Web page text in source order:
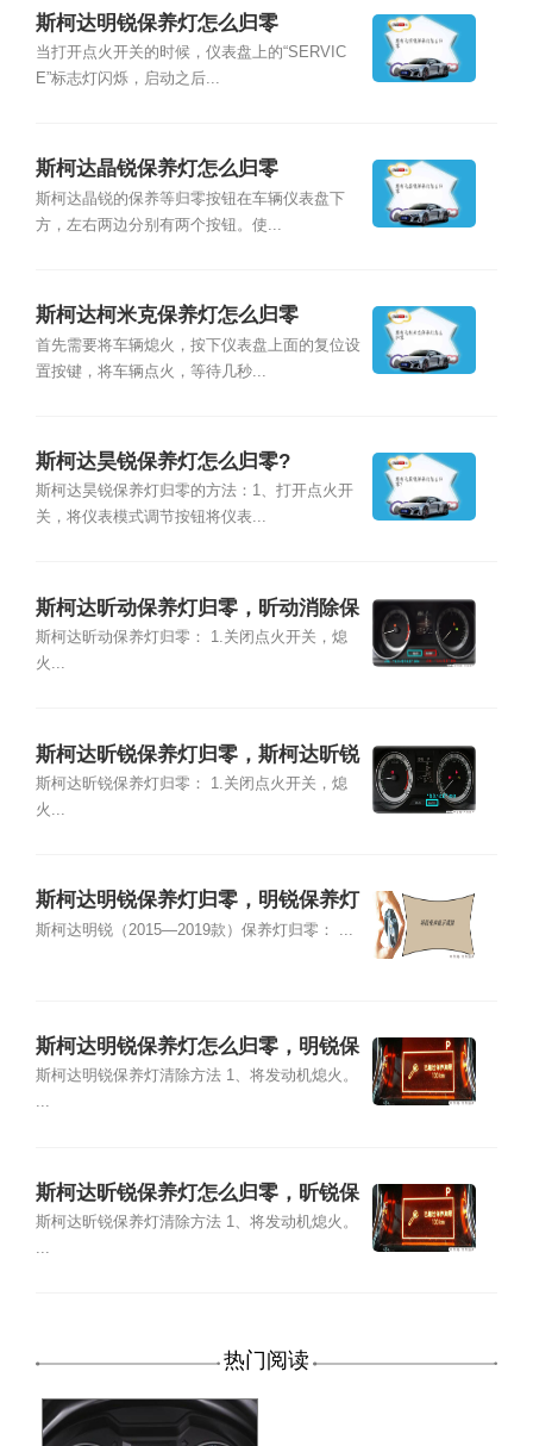
斯柯达明锐保养灯怎么归零
当打开点火开关的时候，仪表盘上的“SERVIC
E”标志灯闪烁，启动之后...
斯柯达晶锐保养灯怎么归零
斯柯达晶锐的保养等归零按钮在车辆仪表盘下
方，左右两边分别有两个按钮。使...
斯柯达柯米克保养灯怎么归零
首先需要将车辆熄火，按下仪表盘上面的复位设
置按键，将车辆点火，等待几秒...
斯柯达昊锐保养灯怎么归零?
斯柯达昊锐保养灯归零的方法：1、打开点火开
关，将仪表模式调节按钮将仪表...
斯柯达昕动保养灯归零，昕动消除保
养提示方法
斯柯达昕动保养灯归零： 1.关闭点火开关，熄
火...
斯柯达昕锐保养灯归零，斯柯达昕锐
小扳手消除
斯柯达昕锐保养灯归零： 1.关闭点火开关，熄
火...
斯柯达明锐保养灯归零，明锐保养灯
怎么归零
斯柯达明锐（2015—2019款）保养灯归零： ...
斯柯达明锐保养灯怎么归零，明锐保
养灯复位清零方法
斯柯达明锐保养灯清除方法 1、将发动机熄火。
...
斯柯达昕锐保养灯怎么归零，昕锐保
养灯复位清零方法
斯柯达昕锐保养灯清除方法 1、将发动机熄火。
...
热门阅读